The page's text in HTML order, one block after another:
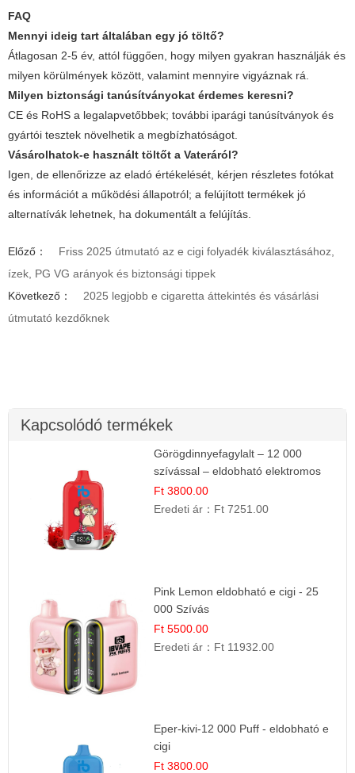
FAQ
Mennyi ideig tart általában egy jó töltő?
Átlagosan 2-5 év, attól függően, hogy milyen gyakran használják és
milyen körülmények között, valamint mennyire vigyáznak rá.
Milyen biztonsági tanúsítványokat érdemes keresni?
CE és RoHS a legalapvetőbbek; további iparági tanúsítványok és
gyártói tesztek növelhetik a megbízhatóságot.
Vásárolhatok-e használt töltőt a Vateráról?
Igen, de ellenőrizze az eladó értékelését, kérjen részletes fotókat
és információt a működési állapotról; a felújított termékek jó
alternatívák lehetnek, ha dokumentált a felújítás.
Előző：
Friss 2025 útmutató az e cigi folyadék kiválasztásához,
ízek, PG VG arányok és biztonsági tippek
Következő：
2025 legjobb e cigaretta áttekintés és vásárlási
útmutató kezdőknek
Kapcsolódó termékek
Görögdinnyefagylalt – 12 000
szívással – eldobható elektromos
cigi
Ft 3800.00
Eredeti ár： Ft 7251.00
Pink Lemon eldobható e cigi - 25
000 Szívás
Ft 5500.00
Eredeti ár： Ft 11932.00
Eper-kivi-12 000 Puff - eldobható e
cigi
Ft 3800.00